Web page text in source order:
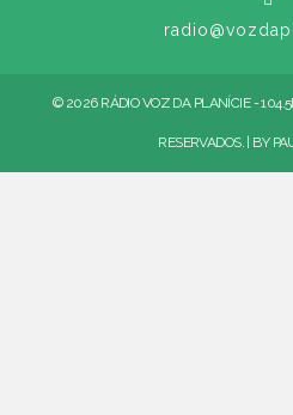
© 2026 RÁDIO VOZ DA PLANÍCIE -
RESERVADOS. | BY